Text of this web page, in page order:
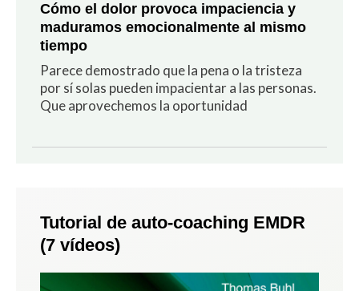
Cómo el dolor provoca impaciencia y
maduramos emocionalmente al mismo
tiempo
Parece demostrado que la pena o la tristeza
por sí solas pueden impacientar a las personas.
Que aprovechemos la oportunidad
Tutorial de auto-coaching EMDR
(7 vídeos)